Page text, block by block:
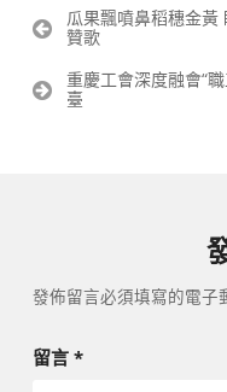
文
章
覽
瓜果飄噴鼻稻穗金黃
贊歌
重慶工會深度融會“
臺
發佈留言必須填寫的電子
留言 *